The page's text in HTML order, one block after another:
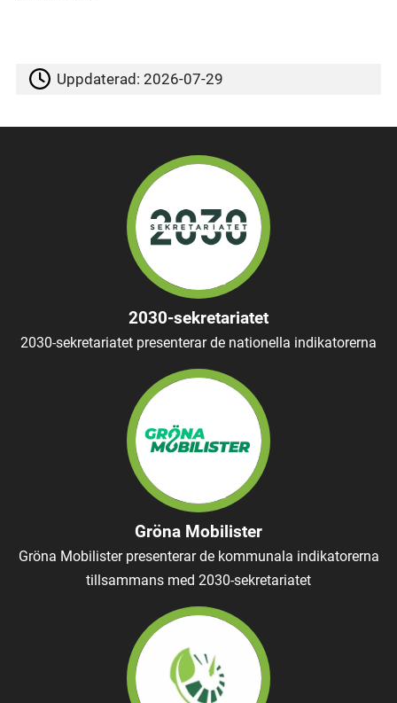
Uppdaterad:2026-07-29
2030-sekretariatet
2030-sekretariatet presenterar de nationella indikatorerna
Gröna Mobilister
Gröna Mobilister presenterar de kommunala indikatorerna
tillsammans med 2030-sekretariatet